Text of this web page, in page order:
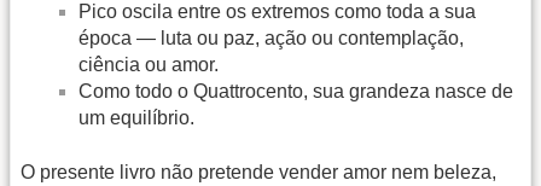
Pico oscila entre os extremos como toda a sua
época — luta ou paz, ação ou contemplação,
ciência ou amor.
Como todo o Quattrocento, sua grandeza nasce de
um equilíbrio.
O presente livro não pretende vender amor nem beleza,